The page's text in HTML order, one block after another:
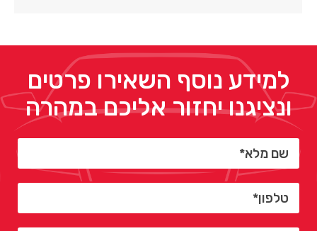
למידע נוסף השאירו פרטים
ונציגנו יחזור אליכם במהרה